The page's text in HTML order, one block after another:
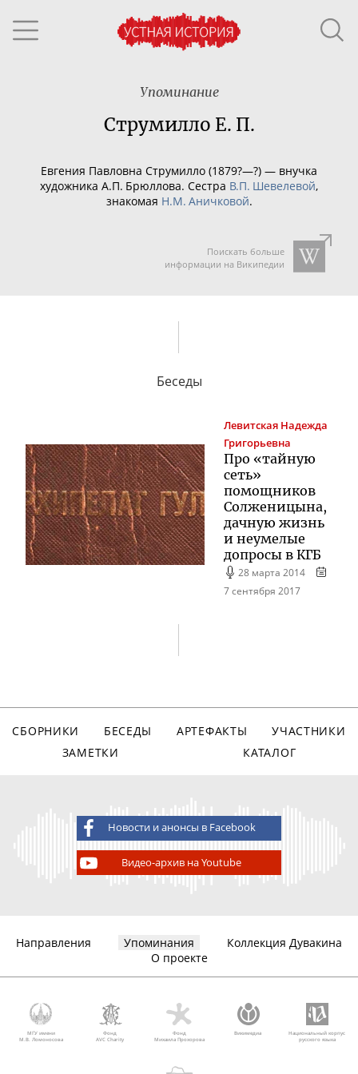
Упоминание
Струмилло Е. П.
Евгения Павловна Струмилло (1879?—?) — внучка
художника А.П. Брюллова. Сестра В.П. Шевелевой,
знакомая Н.М. Аничковой.
Поискать больше
информации на Википедии
Беседы
Левитская Надежда
Григорьевна
Про «тайную
сеть»
помощников
Солженицына,
дачную жизнь
и неумелые
допросы в КГБ
28 марта 2014
7 сентября 2017
СБОРНИКИ БЕСЕДЫ АРТЕФАКТЫ
УЧАСТНИКИ
ЗАМЕТКИ
КАТАЛОГ
Новости и анонсы в Facebook
Видео-архив на Youtube
Направления Упоминания
Коллекция Дувакина
О проекте
МГУ имени
М.В. Ломоносова
Фонд
AVC Charity
Фонд
Михаила Прохорова
Викимедиа
Национальный корпус
русского языка